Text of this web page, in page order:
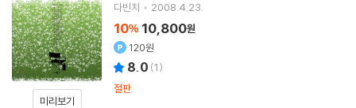
미리보기
다빈치
2008.4.23.
10% 10,800원
120원
8.0 (1)
절판